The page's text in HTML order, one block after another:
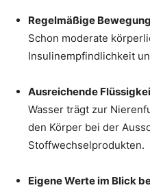
Regelmäßige Bewegung
Schon moderate
Insulinempfindlichkeit
Ausreichende
Wasser trägt zur
den Körper bei der
Stoffwechselprodukten.
Eigene Werte im Blick